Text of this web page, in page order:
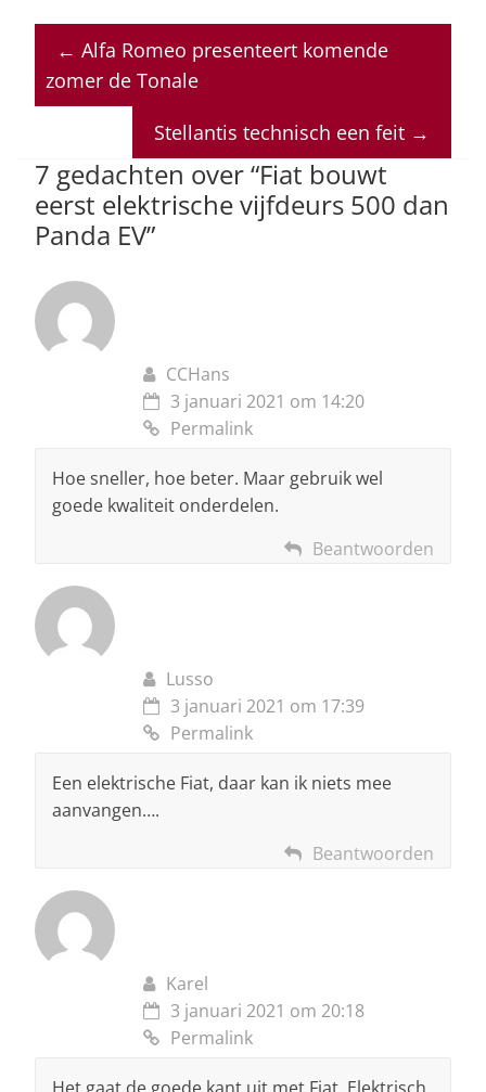
at
s
A
p
c
e
b
o
k
k
e
n
re
a
s
ai
l
← Alfa Romeo presenteert komende
zomer de Tonale
Stellantis technisch een feit →
7 gedachten over “Fiat bouwt
eerst elektrische vijfdeurs 500 dan
Panda EV”
CCHans
3 januari 2021 om 14:20
Permalink
Hoe sneller, hoe beter. Maar gebruik wel
goede kwaliteit onderdelen.
Beantwoorden
Lusso
3 januari 2021 om 17:39
Permalink
Een elektrische Fiat, daar kan ik niets mee
aanvangen….
Beantwoorden
Karel
3 januari 2021 om 20:18
Permalink